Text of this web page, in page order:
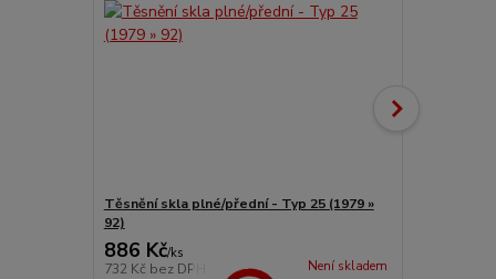
Těsnění skla plné/přední - Typ 25 (1979 »
92)
886 Kč/ks
732 Kč bez DPH Není skladem